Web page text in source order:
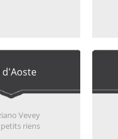
d'Aoste
Vevey
petits riens